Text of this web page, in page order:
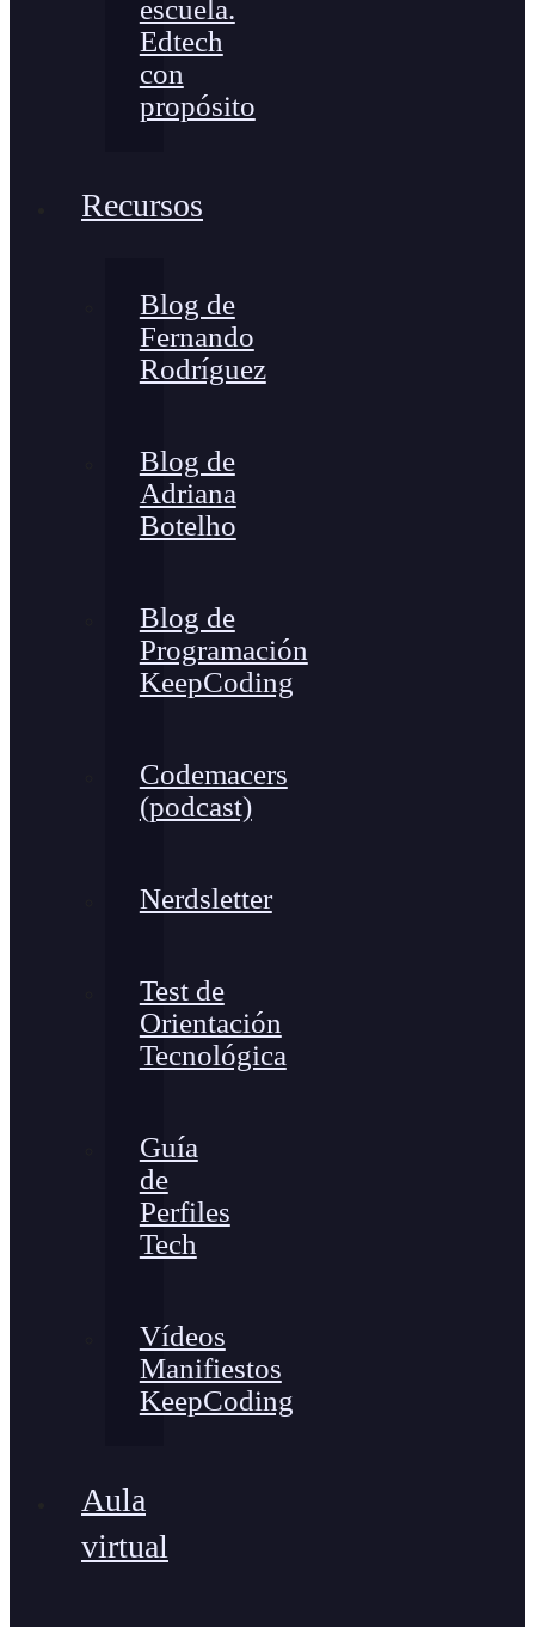
escuela.
Edtech
con
propósito
Recursos
Blog de
Fernando
Rodríguez
Blog de
Adriana
Botelho
Blog de
Programación
KeepCoding
Codemacers
(podcast)
Nerdsletter
Test de
Orientación
Tecnológica
Guía
de
Perfiles
Tech
Vídeos
Manifiestos
KeepCoding
Aula
virtual